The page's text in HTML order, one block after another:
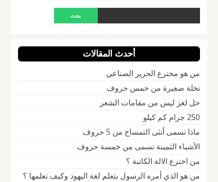
أحدث المقالات
من هو مخترع الحرير الصناعي
نخلة صغيرة من خمس حروف
حل لغز ليس من مقامات الشعر
250 جرام كم كيلو
ماذا تسمى أنثى التمساح من 5 حروف
الأشياء الثمينة تسمى من خمسة حروف
من اخترع الالة الكاتبة ؟
من هو الذي أمره الرسول بتعلم لغة اليهود وكيف تعلمها ؟